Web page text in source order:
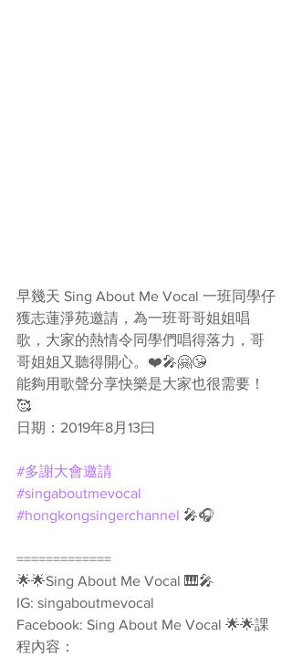
早幾天 Sing About Me Vocal 一班同學仔
獲志蓮淨苑邀請，為一班哥哥姐姐唱
歌，大家的熱情令同學們唱得落力，哥
哥姐姐又聽得開心。❤️🎤🤗😘
能夠用歌聲分享快樂是大家也很需要！
🥰
日期：2019年8月13曰
#多謝大會邀請
#singaboutmevocal
#hongkongsingerchannel 🎤🎧
=============
🌟🌟Sing About Me Vocal 🎹🎤
IG: singaboutmevocal
Facebook: Sing About Me Vocal 🌟🌟課
程內容：